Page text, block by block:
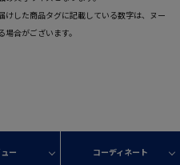
した商品タグに記載している数字は、ヌー
合がございます。
ー コーディネート